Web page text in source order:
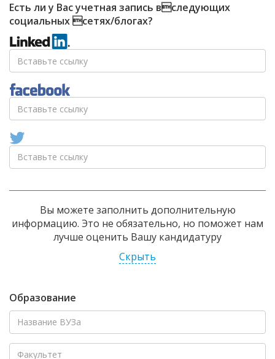
Есть ли у Вас учетная запись вследующих
социальных сетях/блогах?
Вы можете заполнить дополнительную
информацию. Это не обязательно, но поможет нам
лучше оценить Вашу кандидатуру
Скрыть
Образование